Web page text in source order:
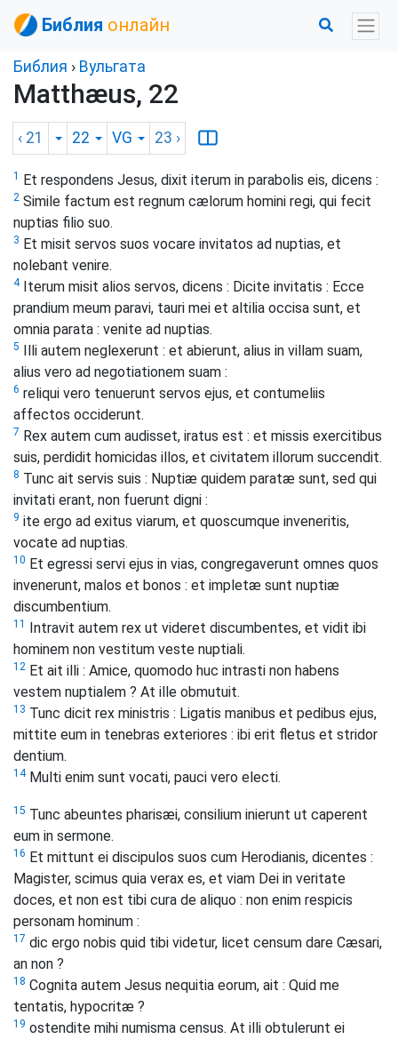
Библия онлайн
Библия › Вульгата
Matthæus, 22
‹ 21 22 VG 23 ›
1 Et respondens Jesus, dixit iterum in parabolis eis, dicens :
2 Simile factum est regnum cælorum homini regi, qui fecit
nuptias filio suo.
3 Et misit servos suos vocare invitatos ad nuptias, et
nolebant venire.
4Iterum misit alios servos, dicens : Dicite invitatis : Ecce
prandium meum paravi, tauri mei et altilia occisa sunt, et
omnia parata : venite ad nuptias.
5
Illi autem neglexerunt : et abierunt, alius in villam suam,
alius vero ad negotiationem suam :
6 reliqui vero tenuerunt servos ejus, et contumeliis
affectos occiderunt.
7 Rex autem cum audisset, iratus est : et missis exercitibus
suis, perdidit homicidas illos, et civitatem illorum succendit.
8 Tunc ait servis suis : Nuptiæ quidem paratæ sunt, sed qui
invitati erant, non fuerunt digni :
9 ite ergo ad exitus viarum, et quoscumque inveneritis,
vocate ad nuptias.
10 Et egressi servi ejus in vias, congregaverunt omnes quos
invenerunt, malos et bonos : et impletæ sunt nuptiæ
discumbentium.
11
Intravit autem rex ut videret discumbentes, et vidit ibi
hominem non vestitum veste nuptiali.
12 Et ait illi : Amice, quomodo huc intrasti non habens
vestem nuptialem ? At ille obmutuit.
13 Tunc dicit rex ministris : Ligatis manibus et pedibus ejus,
mittite eum in tenebras exteriores : ibi erit fletus et stridor
dentium.
14Multi enim sunt vocati, pauci vero electi.
15 Tunc abeuntes pharisæi, consilium inierunt ut caperent
eum in sermone.
16 Et mittunt ei discipulos suos cum Herodianis, dicentes :
Magister, scimus quia verax es, et viam Dei in veritate
doces, et non est tibi cura de aliquo : non enim respicis
personam hominum :
17 dic ergo nobis quid tibi videtur, licet censum dare Cæsari,
an non ?
18 Cognita autem Jesus nequitia eorum, ait : Quid me
tentatis, hypocritæ ?
19 ostendite mihi numisma census. At illi obtulerunt ei